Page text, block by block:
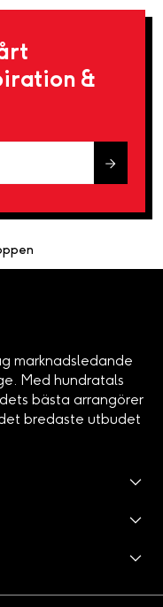
&
marknadsledande
Med hundratals
bästa arrangörer
bredaste utbudet